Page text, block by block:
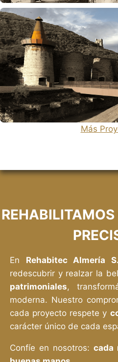
Alcazaba
Hornos de Más
En Rehabitec Almería
redescubrir y realzar la
patrimoniales,
moderna. Nuestro
cada proyecto respete y
carácter único de cada
Confíe en nosotros: cada